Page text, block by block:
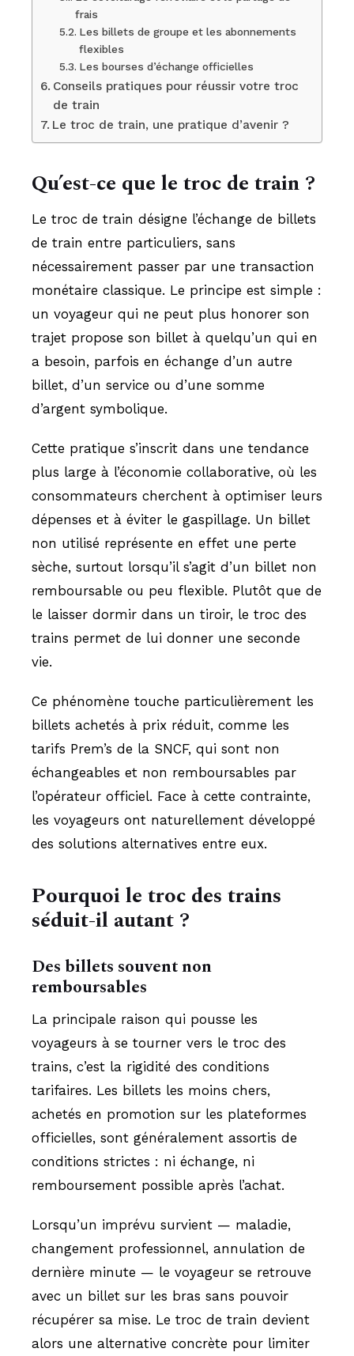
frais
Les billets de groupe et les abonnements
flexibles
Les bourses d’échange officielles
Conseils pratiques pour réussir votre troc
de train
Le troc de train, une pratique d’avenir ?
Qu’est-ce que le troc de train ?
Le troc de train désigne l’échange de billets
de train entre particuliers, sans
nécessairement passer par une transaction
monétaire classique. Le principe est simple :
un voyageur qui ne peut plus honorer son
trajet propose son billet à quelqu’un qui en
a besoin, parfois en échange d’un autre
billet, d’un service ou d’une somme
d’argent symbolique.
Cette pratique s’inscrit dans une tendance
plus large à l’économie collaborative, où les
consommateurs cherchent à optimiser leurs
dépenses et à éviter le gaspillage. Un billet
non utilisé représente en effet une perte
sèche, surtout lorsqu’il s’agit d’un billet non
remboursable ou peu flexible. Plutôt que de
le laisser dormir dans un tiroir, le troc des
trains permet de lui donner une seconde
vie.
Ce phénomène touche particulièrement les
billets achetés à prix réduit, comme les
tarifs Prem’s de la SNCF, qui sont non
échangeables et non remboursables par
l’opérateur officiel. Face à cette contrainte,
les voyageurs ont naturellement développé
des solutions alternatives entre eux.
Pourquoi le troc des trains
séduit-il autant ?
Des billets souvent non
remboursables
La principale raison qui pousse les
voyageurs à se tourner vers le troc des
trains, c’est la rigidité des conditions
tarifaires. Les billets les moins chers,
achetés en promotion sur les plateformes
officielles, sont généralement assortis de
conditions strictes : ni échange, ni
remboursement possible après l’achat.
Lorsqu’un imprévu survient — maladie,
changement professionnel, annulation de
dernière minute — le voyageur se retrouve
avec un billet sur les bras sans pouvoir
récupérer sa mise. Le troc de train devient
alors une alternative concrète pour limiter